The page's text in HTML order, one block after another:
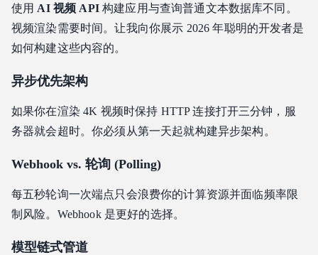
使用 AI 视频 API构建应用与查询普通文本数据库不同。
视频渲染需要时间。让我向你展示 2026 年聪明的开发者是
如何构建这些内容的。
异步优先架构
如果你在渲染 4K 视频时保持 HTTP 连接打开三分钟，服
务器就会超时。你必须从第一天起就构建异步架构。
Webhook vs. 轮询 (Polling)
每五秒轮询一次端点只会浪费你的计算资源并面临频率限
制风险。Webhook 是更好的选择。
模型链式管道